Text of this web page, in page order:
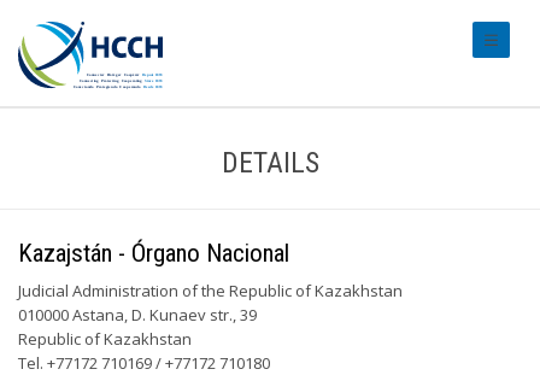
DETAILS
Kazajstán - Órgano Nacional
Judicial Administration of the Republic of Kazakhstan
010000 Astana, D. Kunaev str., 39
Republic of Kazakhstan
Tel. +77172 710169 / +77172 710180